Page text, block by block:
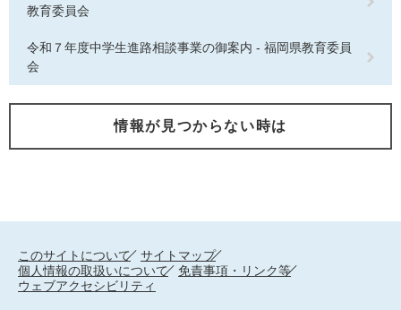
教育委員会
令和７年度中学生進路相談事業の御案内 - 福岡県教育委員
会
情報が見つからない時は
このサイトについて
サイトマップ
個人情報の取扱いについて
免責事項・リンク等
ウェブアクセシビリティ